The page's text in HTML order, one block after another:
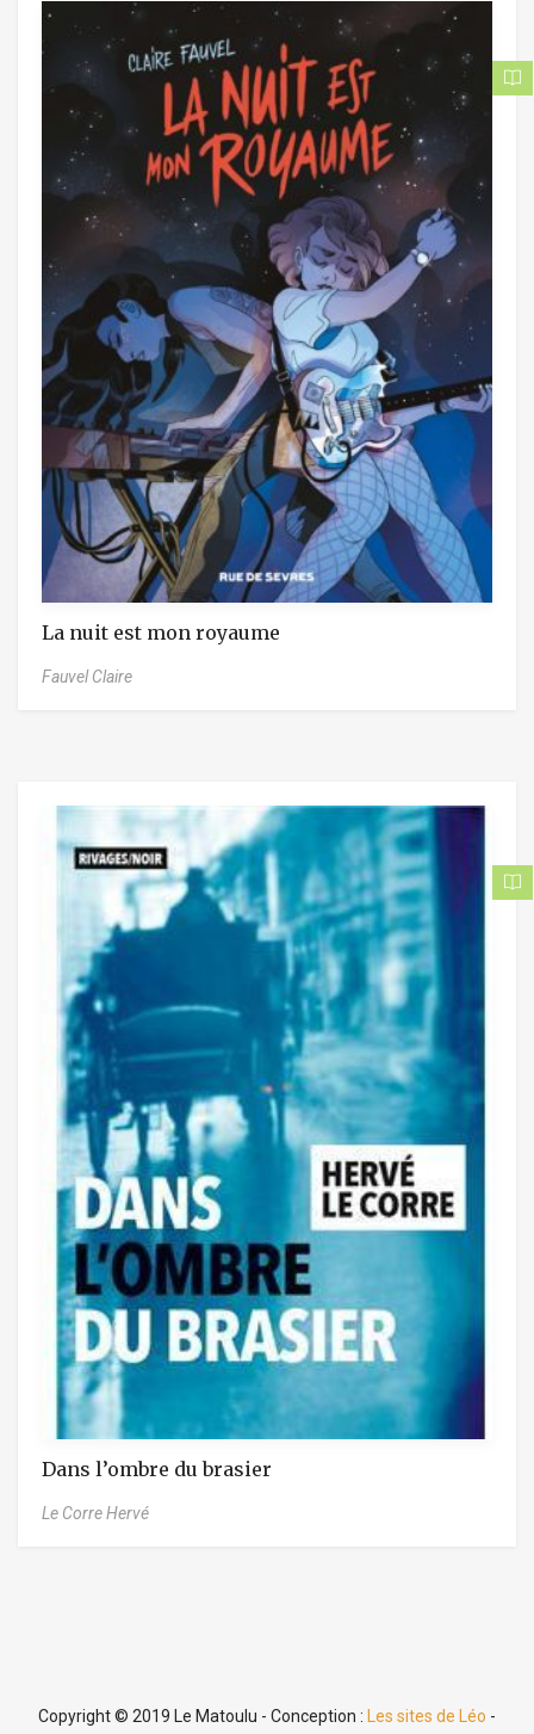
La nuit est mon royaume
Fauvel Claire
Dans l’ombre du brasier
Le Corre Hervé
Copyright © 2019 Le Matoulu - Conception : Les sites de Léo -